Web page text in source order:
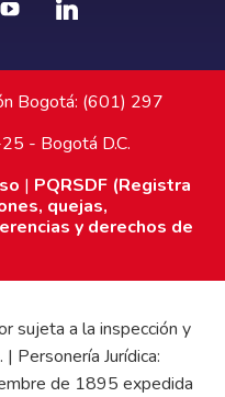
Bogotá: (601) 297
- Bogotá D.C.
| PQRSDF (Registra
quejas,
y derechos de
sujeta a la inspección y
Personería Jurídica:
de 1895 expedida